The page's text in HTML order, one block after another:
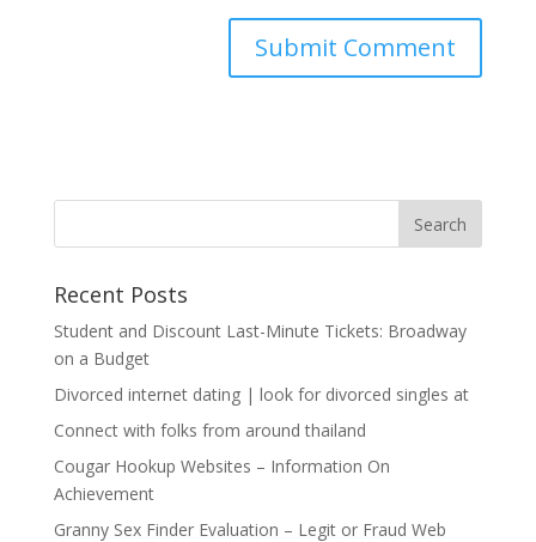
Recent Posts
Student and Discount Last-Minute Tickets: Broadway
on a Budget
Divorced internet dating | look for divorced singles at
Connect with folks from around thailand
Cougar Hookup Websites – Information On
Achievement
Granny Sex Finder Evaluation – Legit or Fraud Web